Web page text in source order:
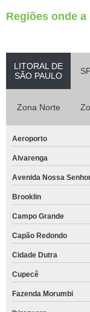
Regiões onde
LITORAL DE
SÃO PAULO
Zona Norte
Aeroporto
Alvarenga
Avenida Nossa
Brooklin
Campo Grande
Capão Redondo
Cidade Dutra
Cupecê
Fazenda Morumbi